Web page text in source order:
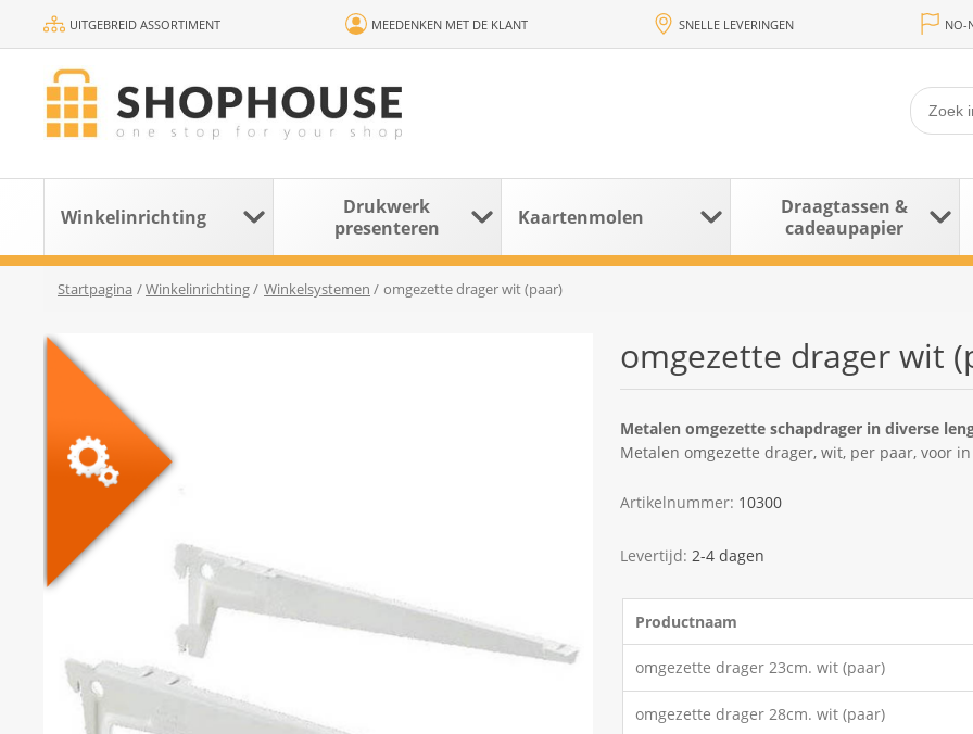
UITGEBREID ASSORTIMENT MEEDENKEN MET DE KLANT SNELLE LEVERINGEN NO-
Winkelinrichting
Drukwerk
presenteren
Kaartenmolen
Draagtassen &
cadeaupapier
Startpagina /Winkelinrichting/ Winkelsystemen / omgezette drager wit (paar)
omgezette drager wit
Metalen omgezette schapdrager in diverse
Metalen omgezette drager, wit, per paar, voor
Artikelnummer: 10300
Levertijd: 2-4 dagen
Productnaam
omgezette drager 23cm. wit (paar)
omgezette drager 28cm. wit (paar)